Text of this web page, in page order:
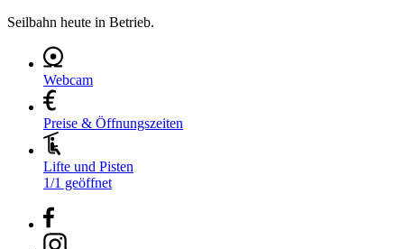
Seilbahn heute in Betrieb.
Webcam
Preise & Öffnungszeiten
Lifte und Pisten
1/1 geöffnet